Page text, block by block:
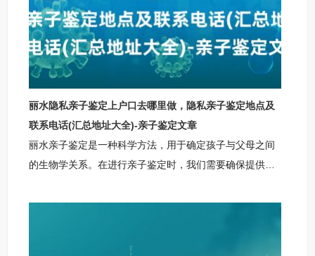
丽水隐私亲子鉴定上户口去哪里做，隐私亲子鉴定地点及
联系电话(汇总地址大全)-亲子鉴定文章
丽水亲子鉴定是一种科学方法，用于确定孩子与父母之间
的生物学关系。在进行亲子鉴定时，我们需要确保提供的
束条件：所提供的信息必须真实可靠，以免影响鉴定结果